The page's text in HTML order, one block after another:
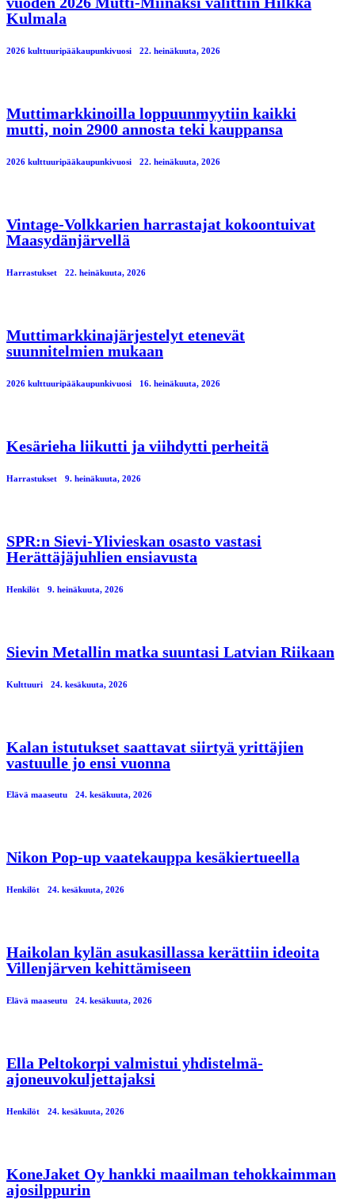
Kulmala
2026 kulttuuripääkaupunkivuosi 22. heinäkuuta, 2026
Muttimarkkinoilla loppuunmyytiin kaikki
mutti, noin 2900 annosta teki kauppansa
2026 kulttuuripääkaupunkivuosi 22. heinäkuuta, 2026
Vintage-Volkkarien harrastajat kokoontuivat
Maasydänjärvellä
Harrastukset 22. heinäkuuta, 2026
Muttimarkkinajärjestelyt etenevät
suunnitelmien mukaan
2026 kulttuuripääkaupunkivuosi 16. heinäkuuta, 2026
Kesärieha liikutti ja viihdytti perheitä
Harrastukset 9. heinäkuuta, 2026
SPR:n Sievi-Ylivieskan osasto vastasi
Herättäjäjuhlien ensiavusta
Henkilöt 9. heinäkuuta, 2026
Sievin Metallin matka suuntasi Latvian Riikaan
Kulttuuri 24. kesäkuuta, 2026
Kalan istutukset saattavat siirtyä yrittäjien
vastuulle jo ensi vuonna
Elävä maaseutu 24. kesäkuuta, 2026
Nikon Pop-up vaatekauppa kesäkiertueella
Henkilöt 24. kesäkuuta, 2026
Haikolan kylän asukasillassa kerättiin ideoita
Villenjärven kehittämiseen
Elävä maaseutu 24. kesäkuuta, 2026
Ella Peltokorpi valmistui yhdistelmä-
ajoneuvokuljettajaksi
Henkilöt 24. kesäkuuta, 2026
KoneJaket Oy hankki maailman tehokkaimman
ajosilppurin